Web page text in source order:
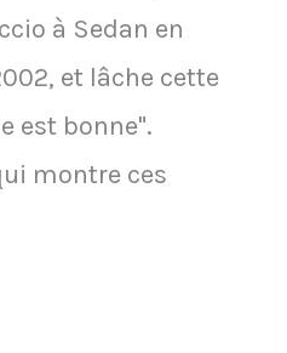
à Sedan en
et lâche cette
est bonne".
montre ces